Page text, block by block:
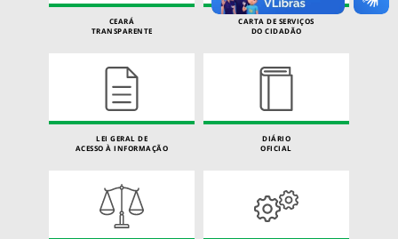
CEARÁ
TRANSPARENTE
CARTA DE SERVIÇOS
DO CIDADÃO
LEI GERAL DE
ACESSO À INFORMAÇÃO
DIÁRIO
OFICIAL